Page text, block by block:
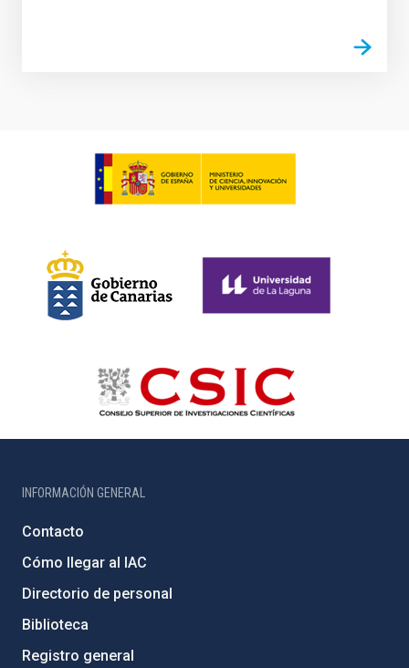
INFORMACIÓN GENERAL
Contacto
Cómo llegar al IAC
Directorio de personal
Biblioteca
Registro general